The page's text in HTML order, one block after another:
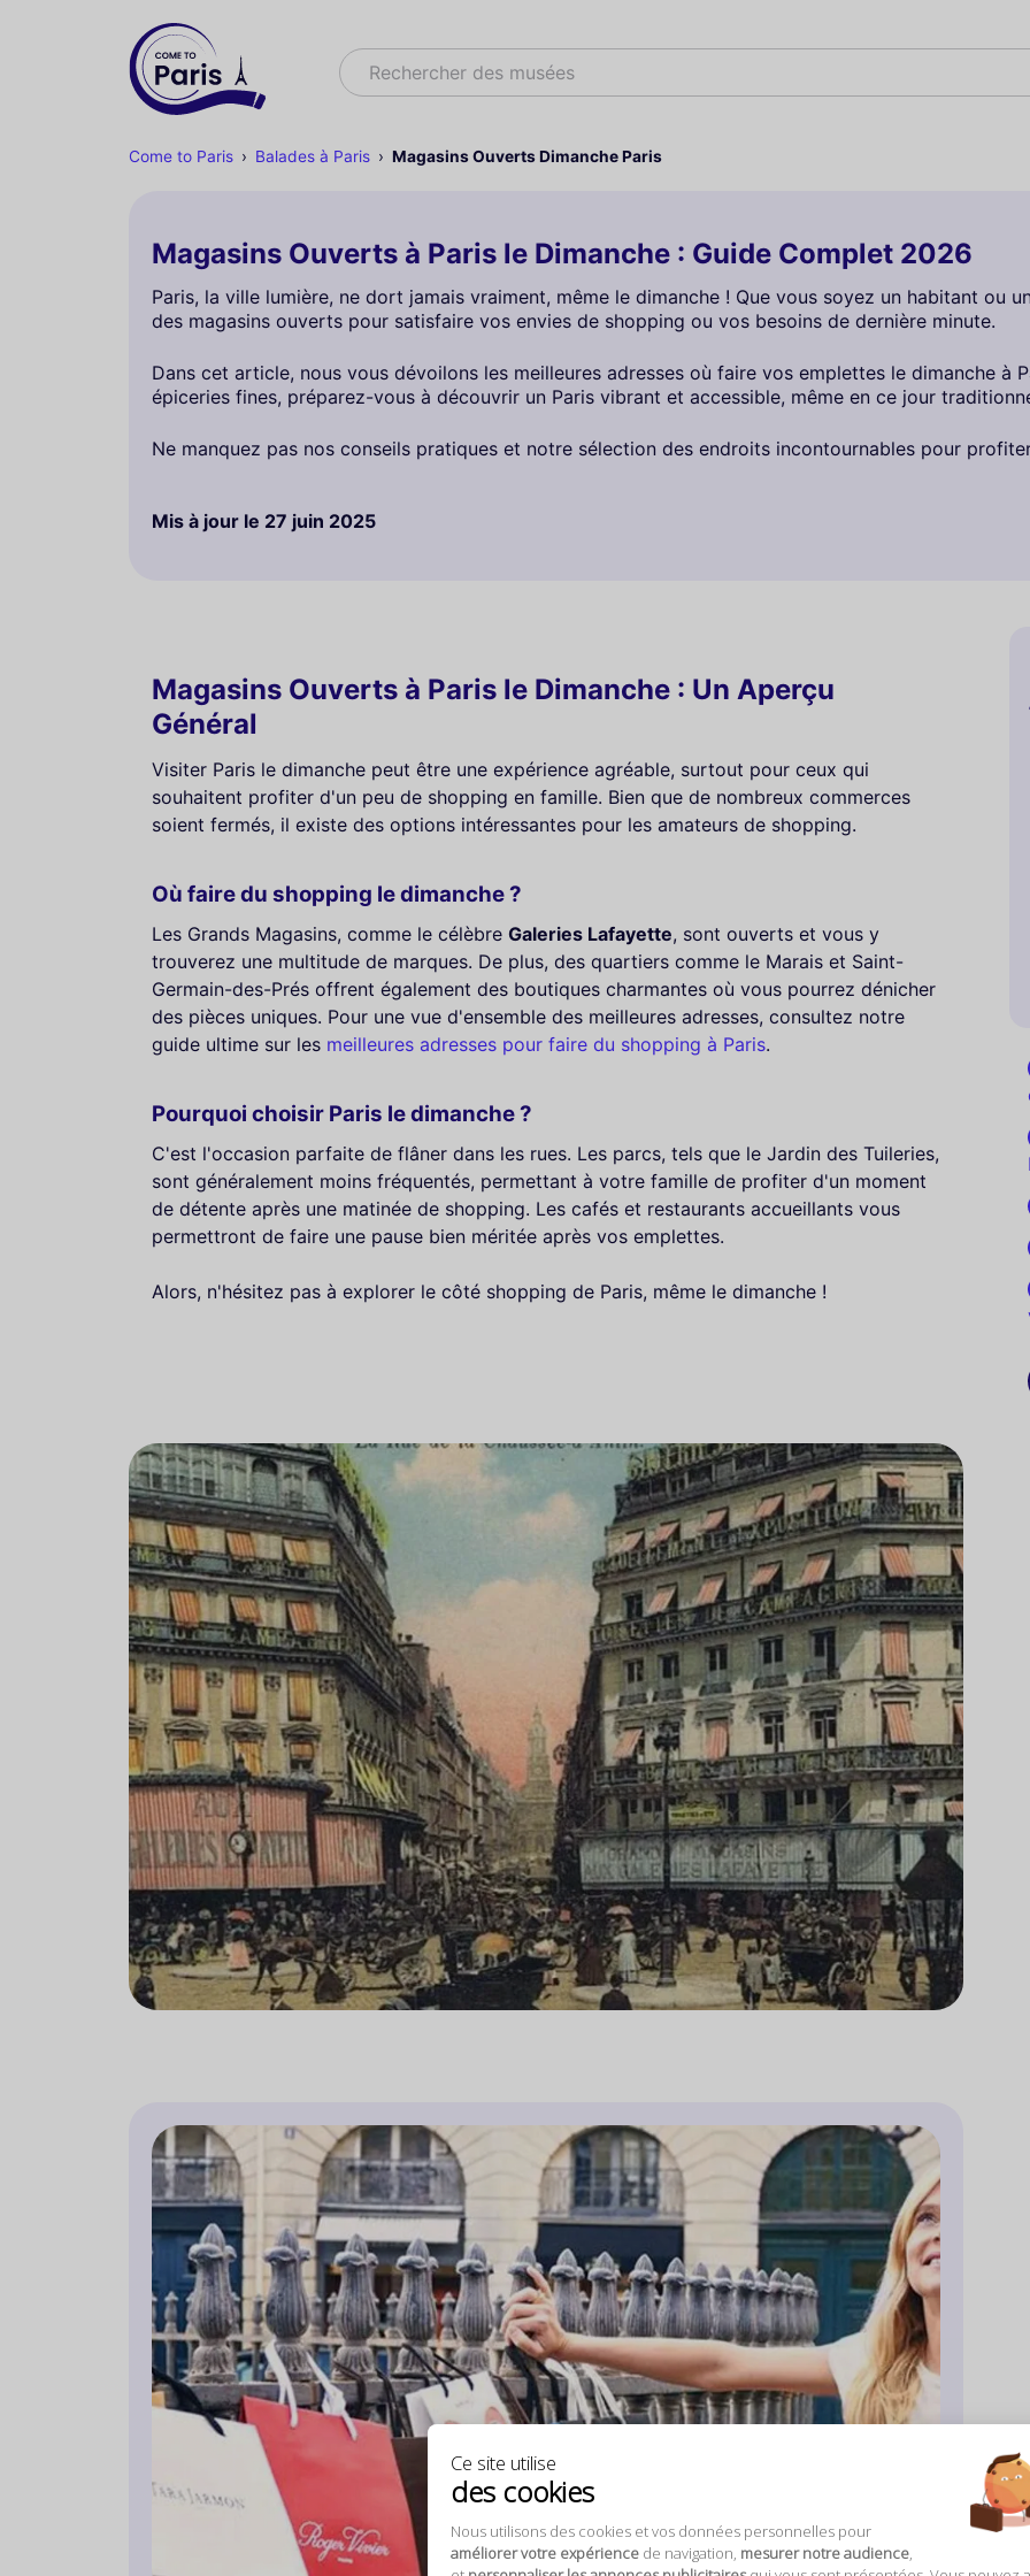
Ce site utilise
des cookies
Nous utilisons des cookies et vos données personnelles pour
améliorer votre expérience de navigation, mesurer notre audience,
Rechercher
Rechercher des musées
Come to Paris Balades à Paris Magasins Ouverts Dimanche Paris
Magasins Ouverts à Paris le Dimanche : Guide Complet 2026
Paris, la ville lumière, ne dort jamais vraiment, même le dimanche ! Que vous soyez un habitant ou
des magasins ouverts pour satisfaire vos envies de shopping ou vos besoins de dernière minute.
Dans cet article, nous vous dévoilons les meilleures adresses où faire vos emplettes le dimanche à
épiceries fines, préparez-vous à découvrir un Paris vibrant et accessible, même en ce jour
Ne manquez pas nos conseils pratiques et notre sélection des endroits incontournables pour
Mis à jour le 27 juin 2025
Magasins Ouverts à Paris le Dimanche : Un Aperçu
Général
Visiter Paris le dimanche peut être une expérience agréable, surtout pour ceux qui
souhaitent profiter d'un peu de shopping en famille. Bien que de nombreux commerces
soient fermés, il existe des options intéressantes pour les amateurs de shopping.
Où faire du shopping le dimanche ?
Les Grands Magasins, comme le célèbre Galeries Lafayette, sont ouverts et vous y
trouverez une multitude de marques. De plus, des quartiers comme le Marais et Saint-
Germain-des-Prés offrent également des boutiques charmantes où vous pourrez dénicher
des pièces uniques. Pour une vue d'ensemble des meilleures adresses, consultez notre
guide ultime sur les meilleures adresses pour faire du shopping à Paris.
Pourquoi choisir Paris le dimanche ?
C'est l'occasion parfaite de flâner dans les rues. Les parcs, tels que le Jardin des Tuileries,
sont généralement moins fréquentés, permettant à votre famille de profiter d'un moment
de détente après une matinée de shopping. Les cafés et restaurants accueillants vous
permettront de faire une pause bien méritée après vos emplettes.
Alors, n'hésitez pas à explorer le côté shopping de Paris, même le dimanche !